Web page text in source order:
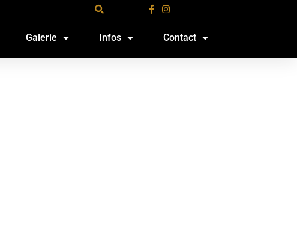
Galerie Infos Contact